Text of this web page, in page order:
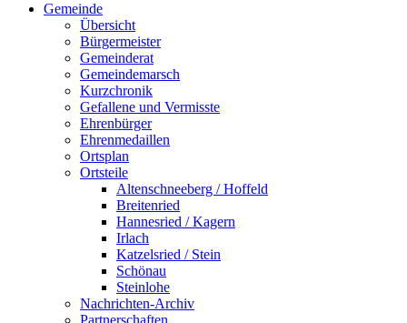
Gemeinde
Übersicht
Bürgermeister
Gemeinderat
Gemeindemarsch
Kurzchronik
Gefallene und Vermisste
Ehrenbürger
Ehrenmedaillen
Ortsplan
Ortsteile
Altenschneeberg / Hoffeld
Breitenried
Hannesried / Kagern
Irlach
Katzelsried / Stein
Schönau
Steinlohe
Nachrichten-Archiv
Partnerschaften